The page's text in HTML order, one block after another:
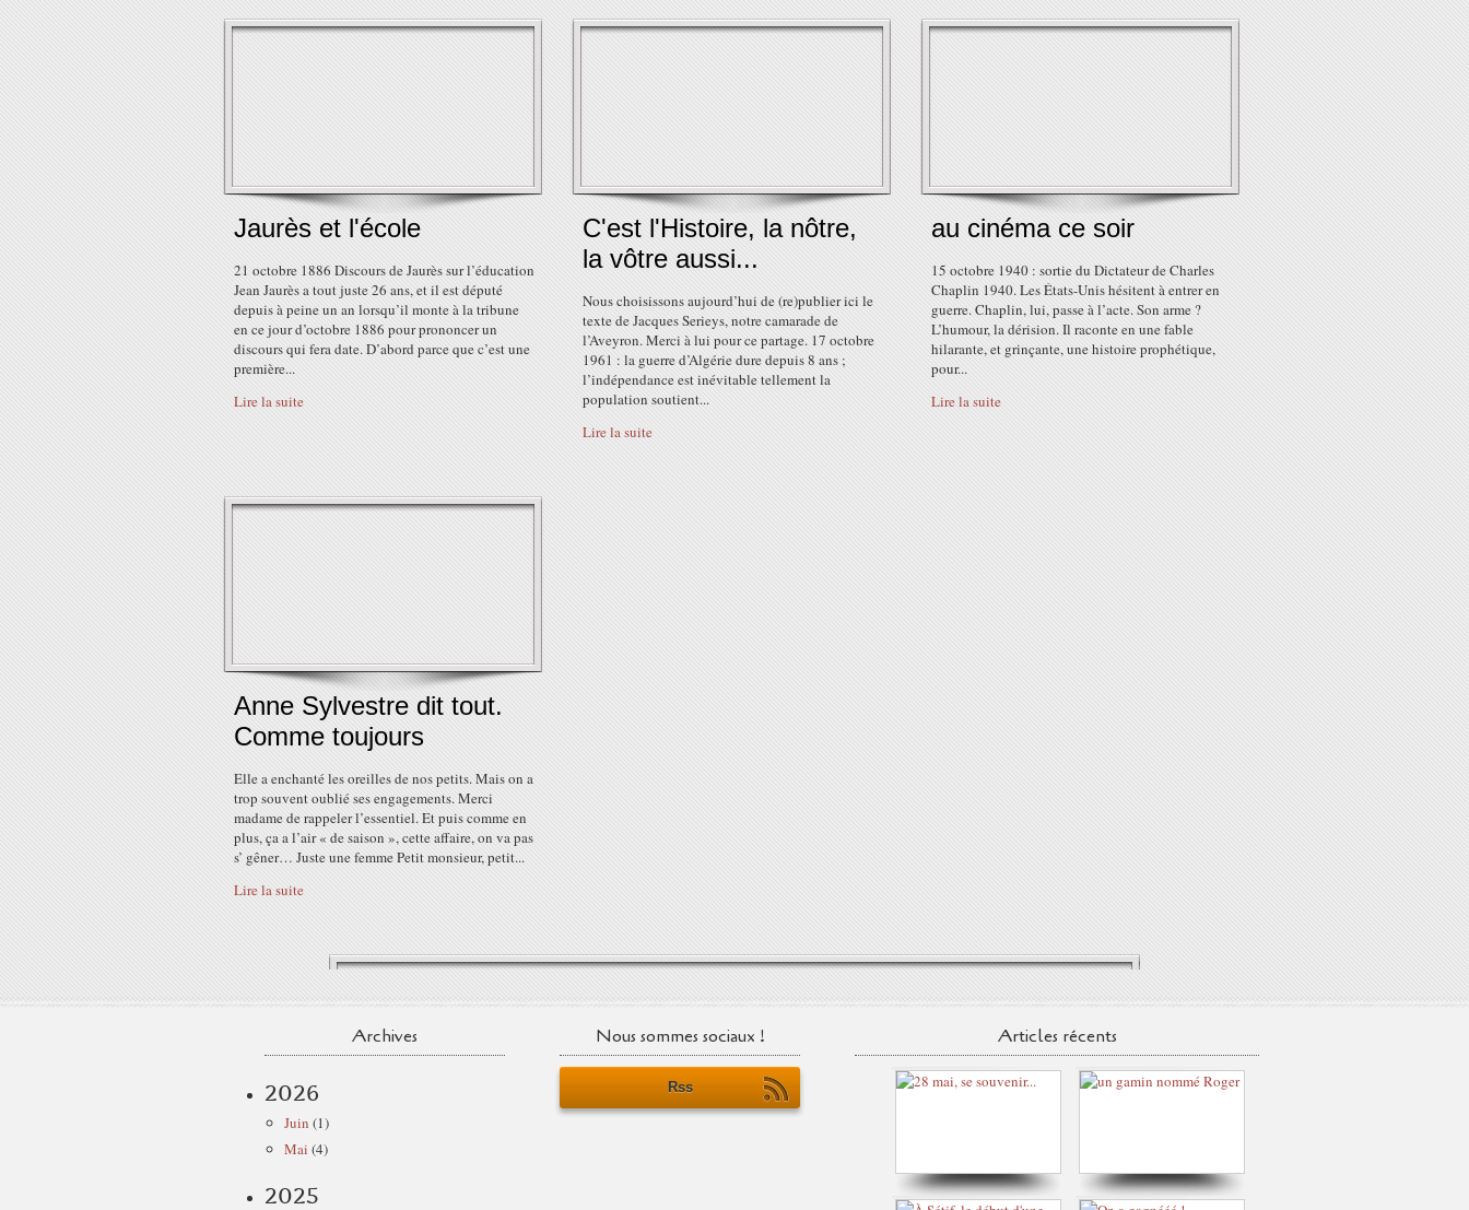
Jaurès et l'école
21 octobre 1886 Discours de Jaurès sur l’éducation
Jean Jaurès a tout juste 26 ans, et il est député
depuis à peine un an lorsqu’il monte à la tribune
en ce jour d’octobre 1886 pour prononcer un
discours qui fera date. D’abord parce que c’est une
première...
Lire la suite
C'est l'Histoire, la nôtre,
la vôtre aussi...
Nous choisissons aujourd’hui de (re)publier ici le
texte de Jacques Serieys, notre camarade de
l’Aveyron. Merci à lui pour ce partage. 17 octobre
1961 : la guerre d’Algérie dure depuis 8 ans ;
l’indépendance est inévitable tellement la
population soutient...
Lire la suite
au cinéma ce soir
15 octobre 1940 : sortie du Dictateur de Charles
Chaplin 1940. Les États-Unis hésitent à entrer en
guerre. Chaplin, lui, passe à l’acte. Son arme ?
L’humour, la dérision. Il raconte en une fable
hilarante, et grinçante, une histoire prophétique,
pour...
Lire la suite
Anne Sylvestre dit tout.
Comme toujours
Elle a enchanté les oreilles de nos petits. Mais on a
trop souvent oublié ses engagements. Merci
madame de rappeler l’essentiel. Et puis comme en
plus, ça a l’air « de saison », cette affaire, on va pas
s’ gêner… Juste une femme Petit monsieur, petit...
Lire la suite
Archives
2026
Juin (1)
Mai (4)
2025
Nous sommes sociaux !
Rss
Articles récents